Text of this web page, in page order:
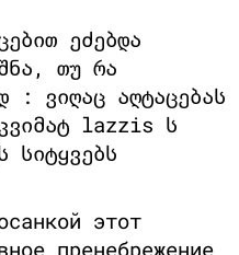
ეძებდა
თუ რა
: ვიღაც აღტაცებას
lazzis ს
სიტყვებს
этот
пренебрежение